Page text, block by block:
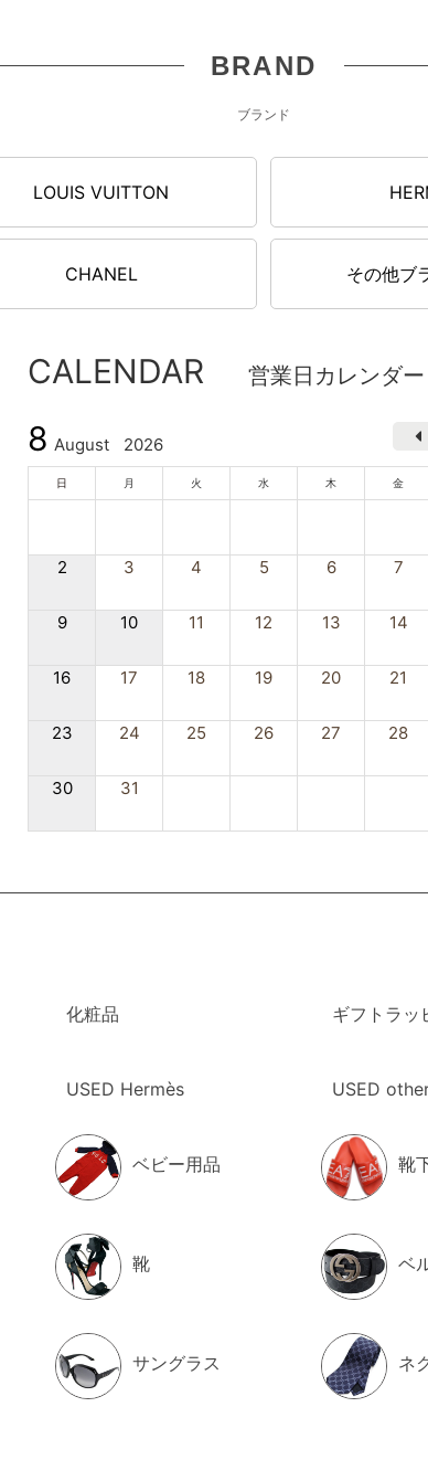
BRAND
ブランド
LOUIS VUITTON
CHANEL その他ブ
CALENDAR 営業日カレンダー
8 August 2026
日 月 火 水 木 金
2 3 4 5 6 7
9 10 11 12 13 14
16 17 18 19 20 21
23 24 25 26 27 28
30 31
化粧品 ギフトラッ
USED Hermès USED
ベビー用品 靴
靴 ベ
サングラス ネ